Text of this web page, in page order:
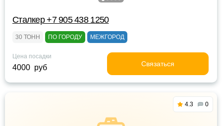
Сталкер +7 905 438 1250
30 ТОНН ПО ГОРОДУ МЕЖГОРОД
Цена посадки
4000 руб Связаться
4.3 0